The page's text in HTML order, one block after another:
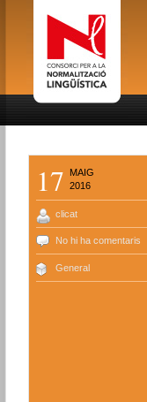
17
MAIG
2016
clicat
No hi ha comentaris
General